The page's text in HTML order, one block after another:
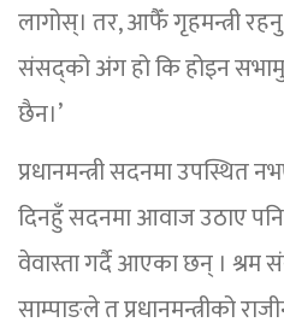
लागोस्। तर, आफैँ गृहमन्त्री रहनु
संसद्को अंग हो कि होइन
छैन।’
प्रधानमन्त्री सदनमा उपस्थित
दिनहुँ सदनमा आवाज उठाए पनि
वेवास्ता गर्दै आएका छन् । श्रम
साम्पाङले त प्रधानमन्त्रीको